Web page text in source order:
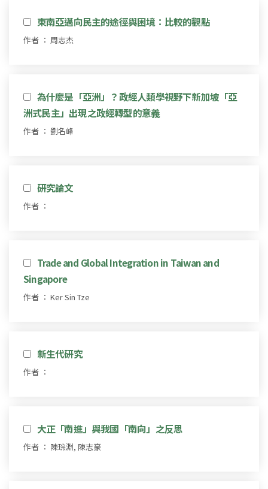
東南亞邁向民主的途徑與困境：比較的觀點
作者 ： 周志杰
為什麼是「亞洲」？政經人類學視野下新加坡「亞
洲式民主」出現之政經轉型的意義
作者 ： 劉名峰
研究論文
作者 ：
Trade and Global Integration in Taiwan and
Singapore
作者 ： Ker Sin Tze
新生代研究
作者 ：
大正「南進」與我國「南向」之反思
作者 ： 陳琮淵, 陳志豪